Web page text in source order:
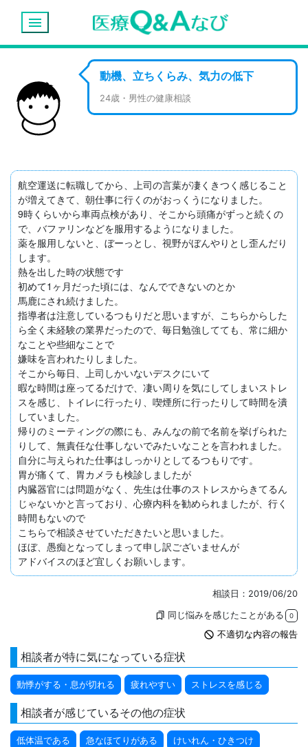
menu
動機、立ちくらみ、気力の低下
24歳・男性の健康相談
航空運送に転職してから、上司の言葉が凄くきつく感じること
が増えてきて、朝仕事に行くのがおっくうになりました。
9時くらいから車両点検があり、そこから頭痛がずっと続くの
で、バファリンなどを服用するようになりました。
薬を服用しないと、ぼーっとし、視野がぼんやりとし歪んだり
します。
熱を出した時の状態です
初めて1ヶ月だった頃には、なんでできないのとか
馬鹿にされ続けました。
指導者は注意しているつもりだと思いますが、こちらからした
ら全く未経験の業界だったので、毎日勉強してても、常に細か
なことや些細なことで
嫌味を言われたりしました。
そこから毎日、上司しかいないデスクにいて
暇な時間は座ってるだけで、凄い周りを気にしてしまいストレ
スを感じ、トイレに行ったり、喫煙所に行ったりして時間を潰
していました。
帰りのミーティングの際にも、みんなの前で名前を挙げられた
りして、無責任な仕事しないでみたいなことを言われました。
自分に与えられた仕事はしっかりとしてるつもりです。
胃が痛くて、胃カメラも検診しましたが
内臓器官には問題がなく、先生は仕事のストレスからきてるん
じゃないかと言っており、心療内科を勧められましたが、行く
時間もないので
こちらで相談させていただきたいと思いました。
ほぼ、愚痴となってしまって申し訳ございませんが
アドバイスのほど宜しくお願いします。
相談日：2019/06/20
bookmarks 同じ悩みを感じたことがある 0
not_interested 不適切な内容の報告
相談者が特に気になっている症状
動悸がする・息が切れる 疲れやすい ストレスを感じる
相談者が感じているその他の症状
低体温である 急なほてりがある けいれん・ひきつけ